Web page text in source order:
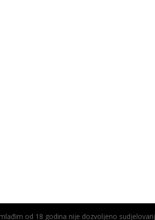
od 18 godina nije dozvoljeno